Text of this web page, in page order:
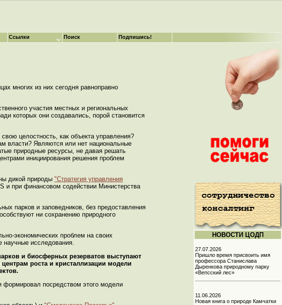
многих из них сегодня равноправно
участия местных и региональных
которых они создавались, порой становится
целостность, как объекта управления?
власти? Являются или нет национальные
природные ресурсы, не давая решать
инициирования решения проблем
дикой природы "Стратегия управления
и при финансовом содействии Министерства
парков и заповедников, без предоставления
ни сохранению природного
экономических проблем на своих
научные исследования.
и биосферных резерватов выступают
роста и кристаллизации модели
формировал посредством этого модели
НОВОСТИ ЦОДП
27.07.2026
Пришло время присвоить имя
профессора Станислава
Дыренкова природному парку
«Вепсский лес»
11.06.2026
Новая книга о природе Камчатки
Ссылки Поиск Подпишись!